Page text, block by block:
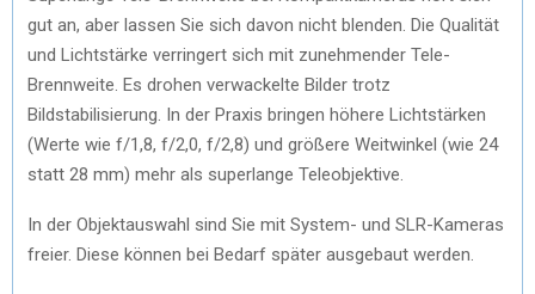
gut an, aber lassen Sie sich davon nicht blenden. Die Qualität
und Lichtstärke verringert sich mit zunehmender Tele-
Brennweite. Es drohen verwackelte Bilder trotz
Bildstabilisierung. In der Praxis bringen höhere Lichtstärken
(Werte wie f/1,8, f/2,0, f/2,8) und größere Weitwinkel (wie 24
statt 28 mm) mehr als superlange Teleobjektive.
In der Objektauswahl sind Sie mit System- und SLR-Kameras
freier. Diese können bei Bedarf später ausgebaut werden.